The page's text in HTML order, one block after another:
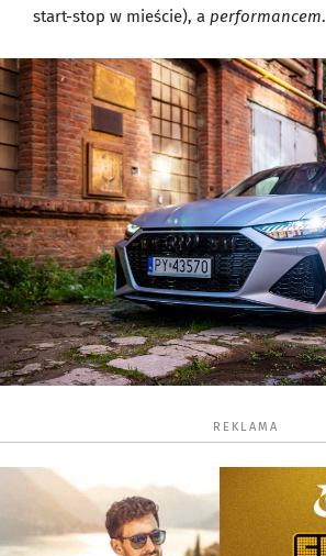
start-stop w mieście), a performancem.
REKLAMA